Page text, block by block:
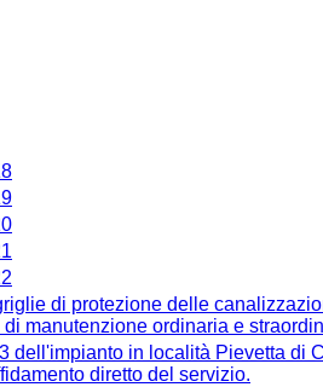
di protezione delle
manutenzione ordinaria e
dell'impianto in località Pievetta di
diretto del servizio.